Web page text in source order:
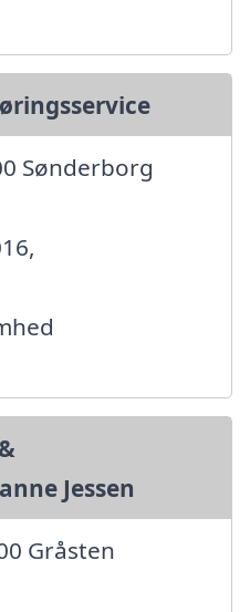
Sønderborg
Jessen
Gråsten